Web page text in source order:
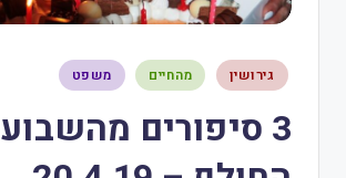
גירושין מהחיים משפט
3 סיפורים מהשבוע